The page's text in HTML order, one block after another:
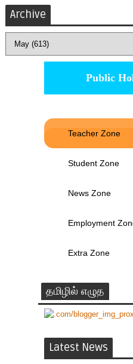
Archive
Public
Teacher Zone
Student Zone
News Zone
Employment
Extra Zone
தமிழில் எழுத
Latest News